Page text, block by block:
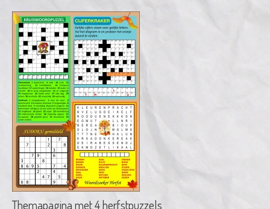
Themapagina met 4 herfstpuzzels